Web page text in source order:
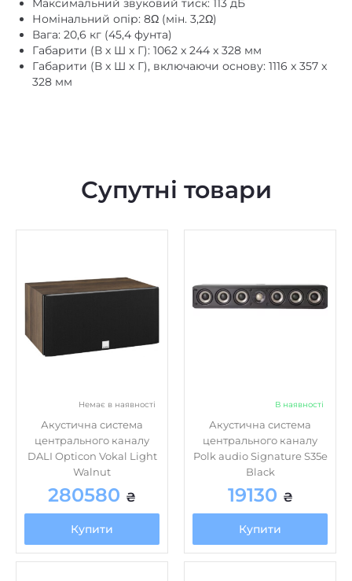
Цифровий коаксіальний немає
Установка підлогова
Чутливість, дБ/Вт/м 91
Вага: 20,6 кг (45,4 фунта)
Габарити (В x Ш x Г): 1062 x 244 x 328 мм
Габарити (В x Ш x Г), включаючи основу: 1116 x 357 x
328 мм
Акустична система
DALI Opticon Vokal Light
Walnut
280580
Купити
Акустична система
Polk audio Signature S35e
Black
19130
Купити